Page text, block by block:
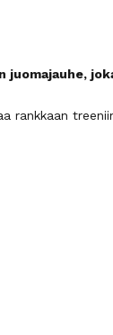
juomajauhe,
rankkaan